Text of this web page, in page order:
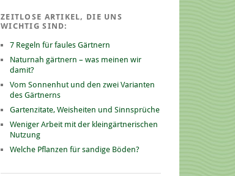
ZEITLOSE ARTIKEL, DIE UNS
WICHTIG SIND:
7 Regeln für faules Gärtnern
Naturnah gärtnern – was meinen wir
damit?
Vom Sonnenhut und den zwei Varianten
des Gärtnerns
Gartenzitate, Weisheiten und Sinnsprüche
Weniger Arbeit mit der kleingärtnerischen
Nutzung
Welche Pflanzen für sandige Böden?